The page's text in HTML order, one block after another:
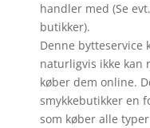
handler med (Se
butikker).
Denne bytteservice
naturligvis ikke kan
køber dem online.
smykkebutikker en
som køber alle